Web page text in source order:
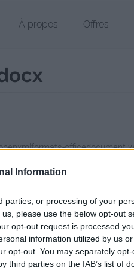
Information
parties, or processing of your
please use the below opt-out
opt-out request is processed
information utilized by us
opt-out. You may separately
third parties on the IAB’s list of
À propos Offres
vue 777 fois depuis l'envoi du
et-suivre-des-tickets-sur-glpi/
GLPI.docx